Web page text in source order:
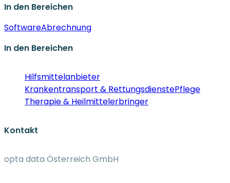
In den Bereichen
SoftwareAbrechnung
In den Bereichen
Hilfsmittelanbieter
Krankentransport & RettungsdienstePflege
Therapie & Heilmittelerbringer
Kontakt
opta data Österreich GmbH